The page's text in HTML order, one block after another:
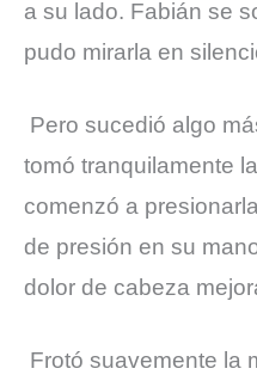
a su lado. Fabián se
pudo mirarla en
Pero sucedió algo
tomó tranquilamente
comenzó a
de presión en su
dolor de cabeza
Frotó suavemente la